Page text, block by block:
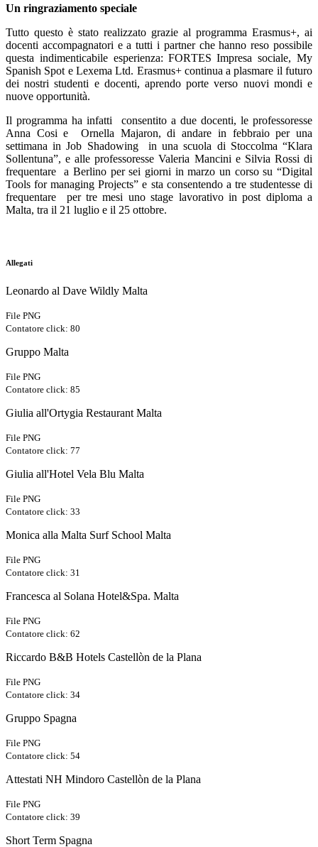
Un ringraziamento speciale
Tutto questo è stato realizzato grazie al programma Erasmus+, ai
docenti accompagnatori e a tutti i partner che hanno reso possibile
questa indimenticabile esperienza: FORTES Impresa sociale, My
Spanish Spot e Lexema Ltd. Erasmus+ continua a plasmare il futuro
dei nostri studenti e docenti, aprendo porte verso nuovi mondi e
nuove opportunità.
Il programma ha infatti consentito a due docenti, le professoresse
Anna Cosi e Ornella Majaron, di andare in febbraio per una
settimana in Job Shadowing in una scuola di Stoccolma “Klara
Sollentuna”, e alle professoresse Valeria Mancini e Silvia Rossi di
frequentare a Berlino per sei giorni in marzo un corso su “Digital
Tools for managing Projects” e sta consentendo a tre studentesse di
frequentare per tre mesi uno stage lavorativo in post diploma a
Malta, tra il 21 luglio e il 25 ottobre.
Allegati
Leonardo al Dave Wildly Malta
File PNG
Contatore click: 80
Gruppo Malta
File PNG
Contatore click: 85
Giulia all'Ortygia Restaurant Malta
File PNG
Contatore click: 77
Giulia all'Hotel Vela Blu Malta
File PNG
Contatore click: 33
Monica alla Malta Surf School Malta
File PNG
Contatore click: 31
Francesca al Solana Hotel&Spa. Malta
File PNG
Contatore click: 62
Riccardo B&B Hotels Castellòn de la Plana
File PNG
Contatore click: 34
Gruppo Spagna
File PNG
Contatore click: 54
Attestati NH Mindoro Castellòn de la Plana
File PNG
Contatore click: 39
Short Term Spagna